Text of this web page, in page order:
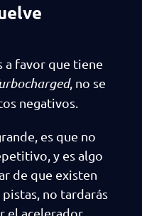
a favor que tiene
, no se
negativos.
es que no
y es algo
de que existen
no tardarás
el acelerador,